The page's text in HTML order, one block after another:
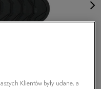
Klientów były udane, a